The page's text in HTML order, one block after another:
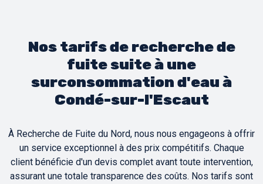
Nos tarifs de recherche de
fuite suite à une
surconsommation d'eau à
Condé-sur-l'Escaut
À Recherche de Fuite du Nord, nous nous engageons à offrir
un service exceptionnel à des prix compétitifs. Chaque
client bénéficie d'un devis complet avant toute intervention,
assurant une totale transparence des coûts. Nos tarifs sont